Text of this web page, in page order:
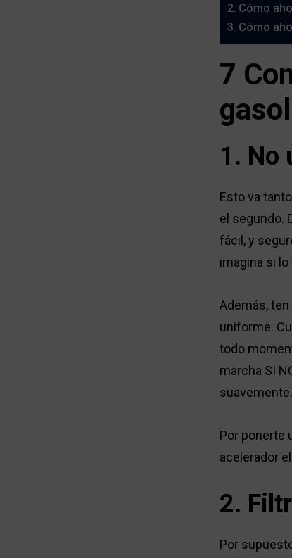
Cómo
Cómo
7
1. No
Esto va
el segundo.
fácil, y
imagina si lo
Además,
uniforme.
todo
marcha SI
suavemente.
Por ponerte
acelerador
2.
Por